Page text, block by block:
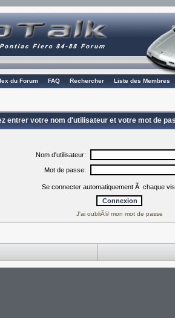
du Forum FAQ Rechercher Liste des Membres
entrer votre nom d'utilisateur et votre mot de
Nom d'utilisateur:
Mot de passe:
Se connecter automatiquement Ã chaque
J'ai oubliÃ© mon mot de passe